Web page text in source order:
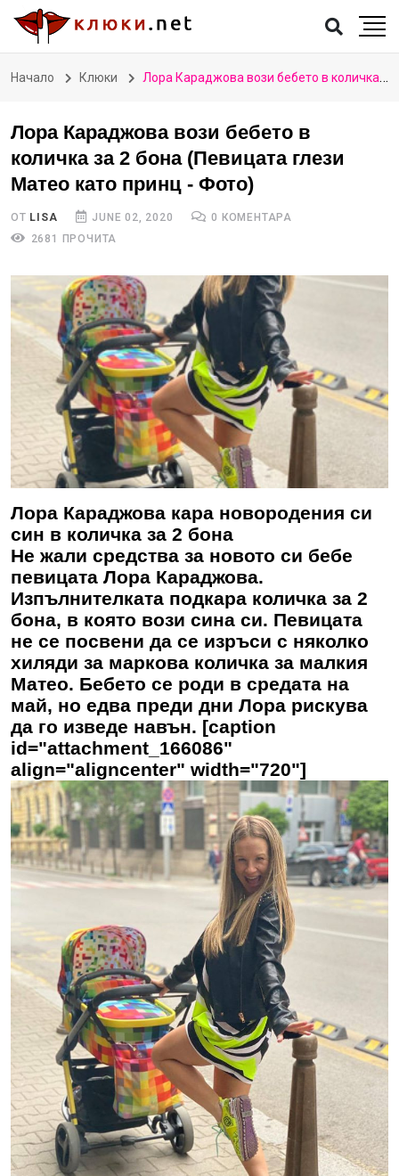
Начало Клюки Лора Караджова вози бебето в количка за 2 бона (Певицата глези Матео като принц - Фото)
Лора Караджова вози бебето в
количка за 2 бона (Певицата глези
Матео като принц - Фото)
ОТ LISA JUNE 02, 2020
0 КОМЕНТАРА
2681 ПРОЧИТА
Лора Караджова кара новородения си
син в количка за 2 бона
Не жали средства за новото си бебе
певицата Лора Караджова.
Изпълнителката подкара количка за 2
бона, в която вози сина си. Певицата
не се посвени да се изръси с няколко
хиляди за маркова количка за малкия
Матео. Бебето се роди в средата на
май, но едва преди дни Лора рискува
да го изведе навън. [caption
id="attachment_166086"
align="aligncenter" width="720"]